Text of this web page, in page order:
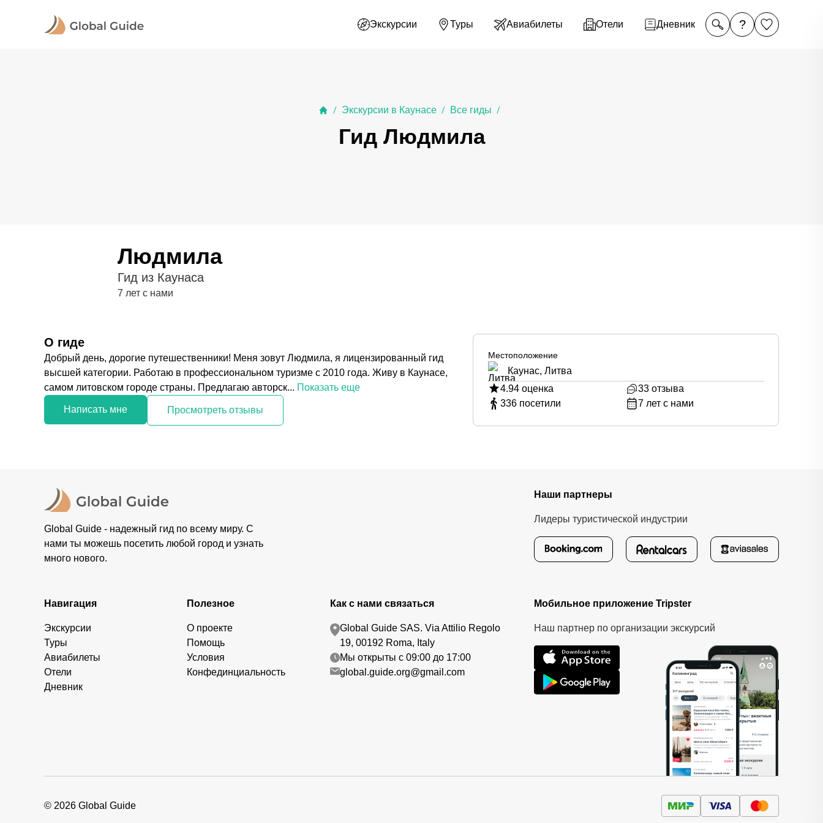
Экскурсии Туры Авиабилеты Отели Дневник ?
/ Экскурсии в Каунасе / Все гиды /
Гид Людмила
Людмила
Гид из Каунаса
7 лет с нами
О гиде
Добрый день, дорогие путешественники! Меня зовут Людмила, я лицензированный гид
высшей категории. Работаю в профессиональном туризме с 2010 года. Живу в Каунасе,
самом литовском городе страны. Предлагаю авторск... Показать еще
Написать мне Просмотреть отзывы
Местоположение
Каунас, Литва
4.94 оценка 33 отзыва
336 посетили 7 лет с нами
Global Guide - надежный гид по всему миру. С
нами ты можешь посетить любой город и узнать
много нового.
Наши партнеры
Лидеры туристической индустрии
Навигация
Экскурсии
Туры
Авиабилеты
Отели
Дневник
Полезное
О проекте
Помощь
Условия
Конфединциальность
Как с нами связаться
Global Guide SAS. Via Attilio Regolo
19, 00192 Roma, Italy
Мы открыты с 09:00 до 17:00
global.guide.org@gmail.com
Мобильное приложение Tripster
Наш партнер по организации экскурсий
© 2026 Global Guide